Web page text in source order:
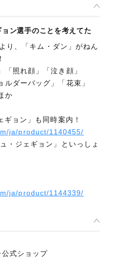
ン選手のことを考えてた
り、「キム・ダン」がねん
「照れ顔」「泣き顔」
ルダーバッグ」「花束」
か
ョン」も同時案内！
ja/product/1140455/
・ジェギョン」といっしょ
ja/product/1144339/
式ショップ